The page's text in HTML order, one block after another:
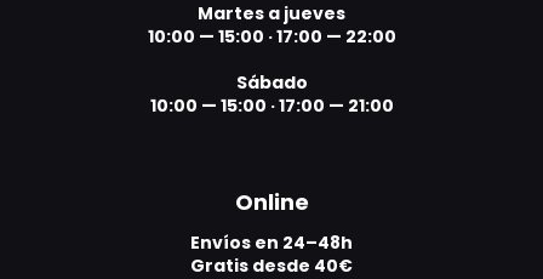
Martes a jueves
10:00 — 15:00 ·17:00 — 22:00
Sábado
10:00 — 15:00 ·17:00 — 21:00
Online
Envíos en 24–48h
Gratis desde 40€